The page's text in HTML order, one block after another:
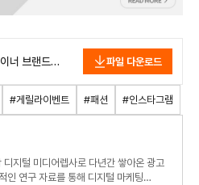
너 브랜드
해 신발
세일즈
파일 다운로드
#게릴라이벤트 #패션 #인스타그램
지털 미디어렙사로 다년간 쌓아온 광고
인 연구 자료를 통해 디지털 마케팅